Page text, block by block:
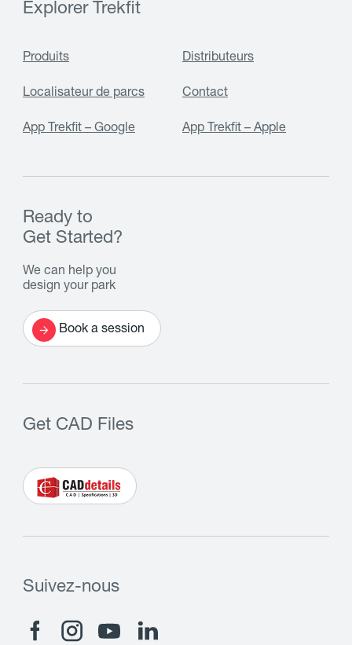
Explorer Trekfit
Produits Distributeurs
Localisateur de parcs Contact
App Trekfit – Google App Trekfit – Apple
Ready to
Get Started?
We can help you
design your park
Book a session
Get CAD Files
Suivez-nous